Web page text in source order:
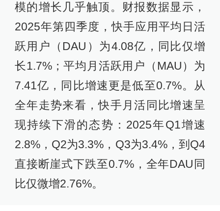
模的增长几乎触顶。财报数据显示，
2025年第四季度，快手应用平均日活
跃用户（DAU）为4.08亿，同比仅增
长1.7%；平均月活跃用户（MAU）为
7.41亿，同比增速更是低至0.7%。从
全年走势来看，快手月活同比增速呈
现持续下滑的态势：2025年Q1增速
2.8%，Q2为3.3%，Q3为3.4%，到Q4
直接断崖式下跌至0.7%，全年DAU同
比仅微增2.76%。